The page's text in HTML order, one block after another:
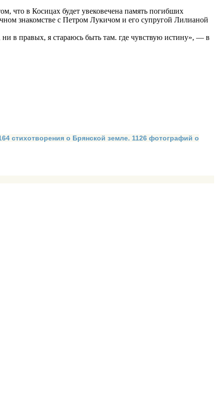
что в Косицах будет увековечена память погибших
знакомстве с Петром Лукичом и его супругой Лилианой
в правых, я стараюсь быть там. где чувствую истину», — в
стихотворения о Брянской земле. 1126 фотографий о